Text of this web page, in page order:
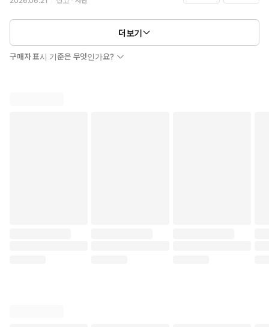
더보기
구매자 표시 기준은 무엇인가요?